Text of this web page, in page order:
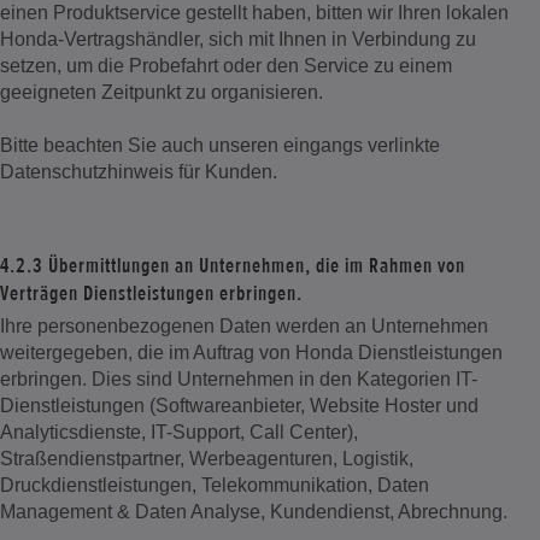
einen Produktservice gestellt haben, bitten wir Ihren lokalen
Honda-Vertragshändler, sich mit Ihnen in Verbindung zu
setzen, um die Probefahrt oder den Service zu einem
geeigneten Zeitpunkt zu organisieren.
Bitte beachten Sie auch unseren eingangs verlinkte
Datenschutzhinweis für Kunden.
4.2.3 Übermittlungen an Unternehmen, die im Rahmen von
Verträgen Dienstleistungen erbringen.
Ihre personenbezogenen Daten werden an Unternehmen
weitergegeben, die im Auftrag von Honda Dienstleistungen
erbringen. Dies sind Unternehmen in den Kategorien IT-
Dienstleistungen (Softwareanbieter, Website Hoster und
Analyticsdienste, IT-Support, Call Center),
Straßendienstpartner, Werbeagenturen, Logistik,
Druckdienstleistungen, Telekommunikation, Daten
Management & Daten Analyse, Kundendienst, Abrechnung.